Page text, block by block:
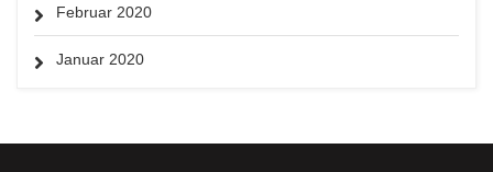
Februar 2020
Januar 2020